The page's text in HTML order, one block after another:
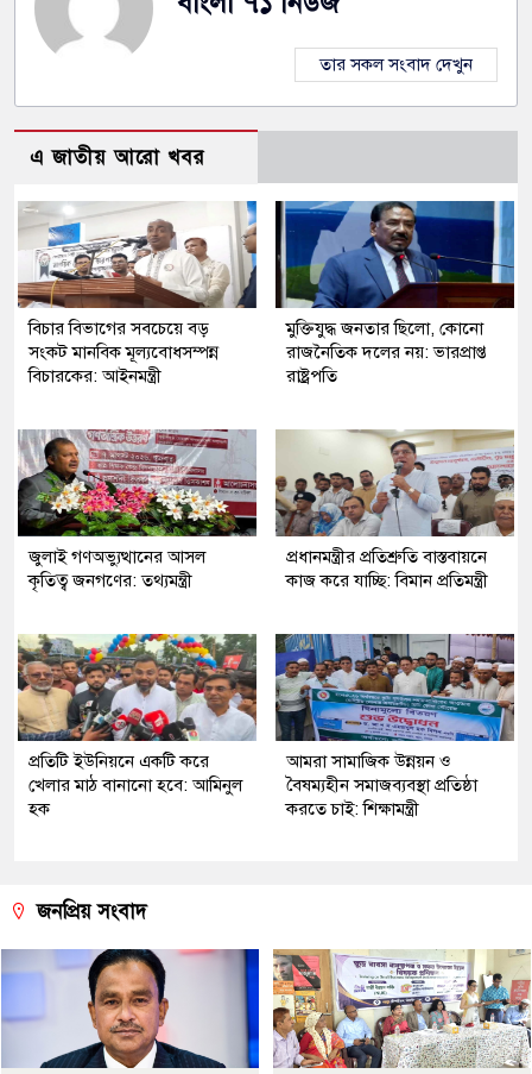
তার সকল সংবাদ দেখুন
এ জাতীয় আরো খবর
বিচার বিভাগের সবচেয়ে বড়
সংকট মানবিক মূল্যবোধসম্পন্ন
বিচারকের: আইনমন্ত্রী
মুক্তিযুদ্ধ জনতার ছিলো, কোনো
রাজনৈতিক দলের নয়: ভারপ্রাপ্ত
রাষ্ট্রপতি
জুলাই গণঅভ্যুত্থানের আসল
কৃতিত্ব জনগণের: তথ্যমন্ত্রী
প্রধানমন্ত্রীর প্রতিশ্রুতি বাস্তবায়নে
কাজ করে যাচ্ছি: বিমান প্রতিমন্ত্রী
প্রতিটি ইউনিয়নে একটি করে
খেলার মাঠ বানানো হবে: আমিনুল
হক
আমরা সামাজিক উন্নয়ন ও
বৈষম্যহীন সমাজব্যবস্থা প্রতিষ্ঠা
করতে চাই: শিক্ষামন্ত্রী
জনপ্রিয় সংবাদ